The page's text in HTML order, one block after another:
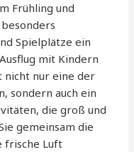
Frühling und
Spielplätze ein
mit Kindern
nicht nur eine der
sondern auch ein
die groß und
gemeinsam die
frische Luft